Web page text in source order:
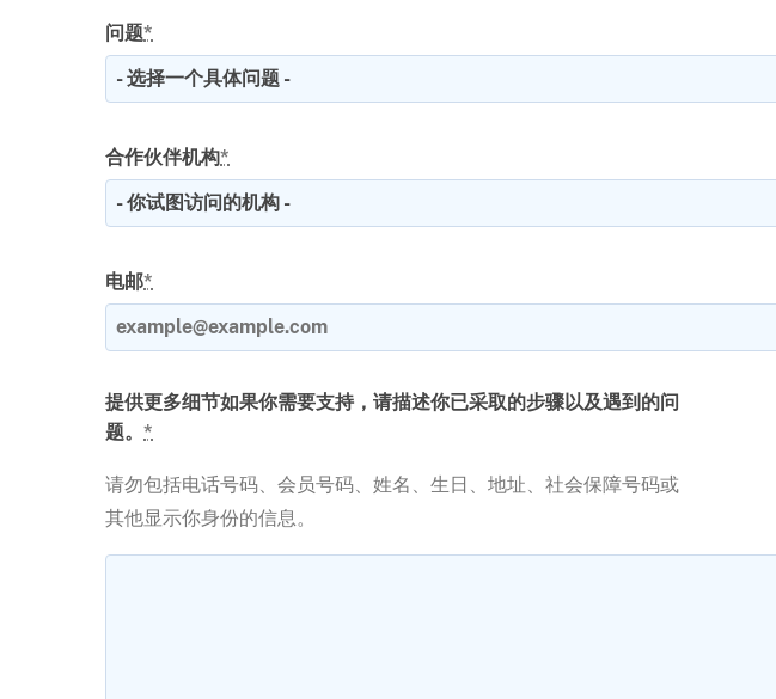
问题*
合作伙伴机构*
电邮*
提供更多细节如果你需要支持，请描述你已采取的步骤以及遇到的问
题。 *
请勿包括电话号码、会员号码、姓名、生日、地址、社会保障号码或
其他显示你身份的信息。